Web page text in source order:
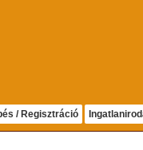
/ Regisztráció